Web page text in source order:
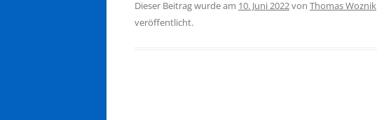
Dieser Beitrag wurde am 10. Juni 2022von Thomas Woznik
veröffentlicht.